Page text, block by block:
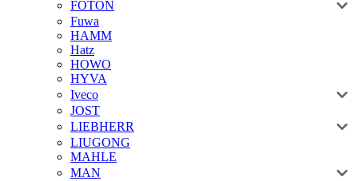
FOTON
Fuwa
HAMM
Hatz
HOWO
HYVA
Iveco
JOST
LIEBHERR
LIUGONG
MAHLE
MAN